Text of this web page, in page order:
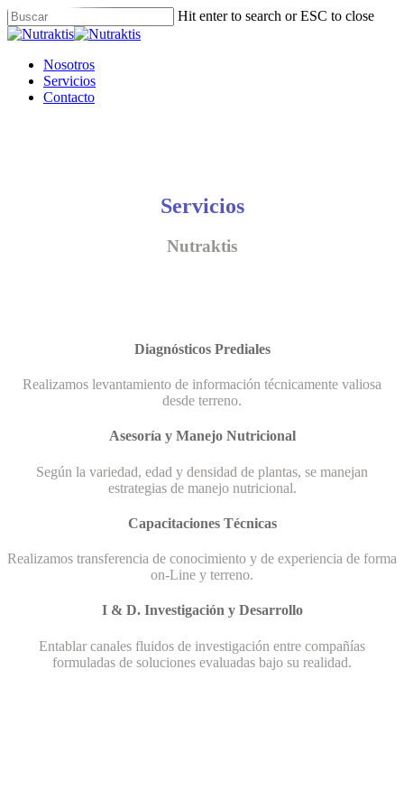
Skip
to
content
Hit enter to search or ESC to close
Close
Menu
Nosotros
Servicios
Contacto
Servicios
Nutraktis
Diagnósticos Prediales
Realizamos levantamiento de información técnicamente valiosa
desde terreno.
Asesoría y Manejo Nutricional
Según la variedad, edad y densidad de plantas, se manejan
estrategias de manejo nutricional.
Capacitaciones Técnicas
Realizamos transferencia de conocimiento y de experiencia de forma
on-Line y terreno.
I & D. Investigación y Desarrollo
Entablar canales fluidos de investigación entre compañías
formuladas de soluciones evaluadas bajo su realidad.